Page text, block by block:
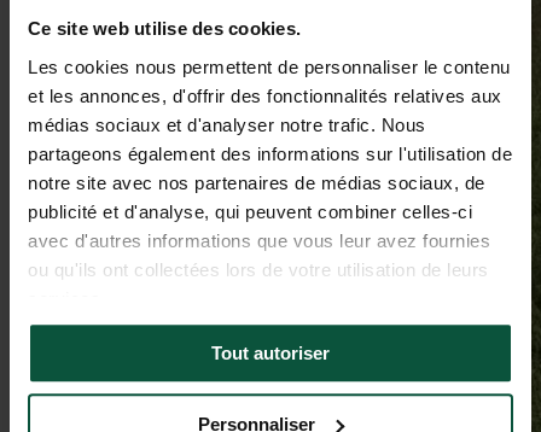
Ce site web utilise des cookies.
Les cookies nous permettent de personnaliser le contenu
et les annonces, d'offrir des fonctionnalités relatives aux
médias sociaux et d'analyser notre trafic. Nous
partageons également des informations sur l'utilisation de
notre site avec nos partenaires de médias sociaux, de
publicité et d'analyse, qui peuvent combiner celles-ci
avec d'autres informations que vous leur avez fournies
ou qu'ils ont collectées lors de votre utilisation de leurs
Tout autoriser
Personnaliser